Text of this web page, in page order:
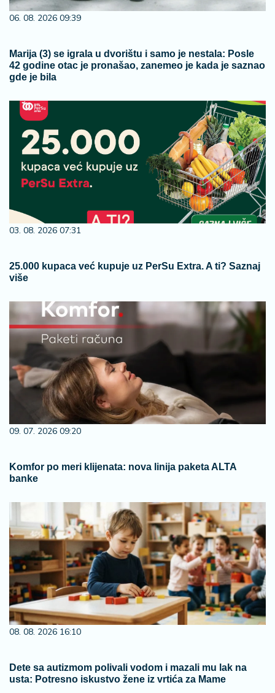
06. 08. 2026 09:39
Marija (3) se igrala u dvorištu i samo je nestala: Posle
42 godine otac je pronašao, zanemeo je kada je saznao
gde je bila
03. 08. 2026 07:31
25.000 kupaca već kupuje uz PerSu Extra. A ti? Saznaj
više
09. 07. 2026 09:20
Komfor po meri klijenata: nova linija paketa ALTA
banke
08. 08. 2026 16:10
Dete sa autizmom polivali vodom i mazali mu lak na
usta: Potresno iskustvo žene iz vrtića za Mame